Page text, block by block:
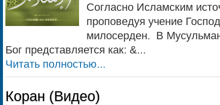
Согласно Исламским
проповедуя учение
милосерден. В
Бог представляется как: &...
Читать полностью...
Коран (Видео)